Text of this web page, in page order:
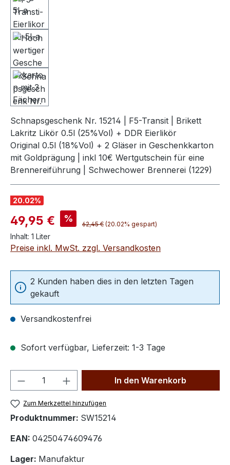
Schnapsgeschenk Nr. 15214 | F5-Transit | Brikett
Lakritz Likör 0.5l (25%Vol) + DDR Eierlikör
Original 0.5l (18%Vol) + 2 Gläser in Geschenkkarton
mit Goldprägung | inkl 10€ Wertgutschein für eine
Brennereiführung | Schwechower Brennerei (1229)
20.02%
Verkaufspreis:
49,95 € % Regulärer Preis:
62,45 € (20.02% gespart)
Inhalt: 1 Liter
Preise inkl. MwSt. zzgl. Versandkosten
2 Kunden haben dies in den letzten Tagen
gekauft
Versandkostenfrei
Sofort verfügbar, Lieferzeit: 1-3 Tage
Produkt Anzahl: Gib denIn den Warenkorb
Zum Merkzettel hinzufügen
Produktnummer: SW15214
EAN: 04250474609476
Lager: Manufaktur